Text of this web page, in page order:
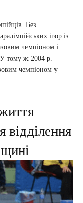
Без
ігор із
чемпіоном і
тому ж 2004 р.
чемпіоном у
відділення